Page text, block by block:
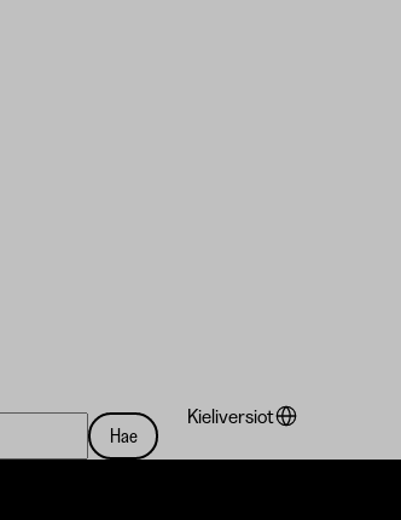
Hae
Kieliversiot